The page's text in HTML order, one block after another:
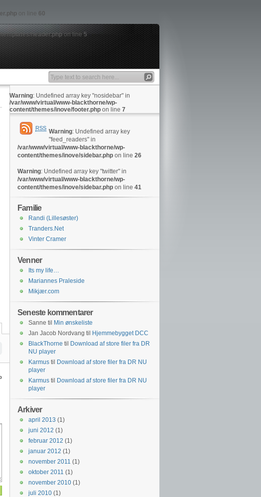
on line 60
header.phpon line5
Warning: Undefined array key "nosidebar" in
/var/www/virtual/www-blackthorne/wp-
content/themes/inove/footer.php on line 7
RSS Warning: Undefined array key
"feed_readers" in
/var/www/virtual/www-blackthorne/wp-
content/themes/inove/sidebar.php on line 26
Warning: Undefined array key "twitter" in
/var/www/virtual/www-blackthorne/wp-
content/themes/inove/sidebar.php on line 41
Familie
Randi (Lillesøster)
Tranders.Net
Vinter Cramer
Venner
Its my life…
Mariannes Praleside
Mikjær.com
Seneste kommentarer
Sanne til
Min ønskeliste
Jan Jacob Nordvang til
Hjemmebygget DCC
BlackThorne til
Download af store filer fra DR
NU player
Karmus til
Download af store filer fra DR NU
player
Karmus til
Download af store filer fra DR NU
player
Arkiver
april 2013 (1)
juni 2012 (1)
februar 2012 (1)
januar 2012 (1)
november 2011 (1)
oktober 2011 (1)
november 2010 (1)
juli 2010 (1)